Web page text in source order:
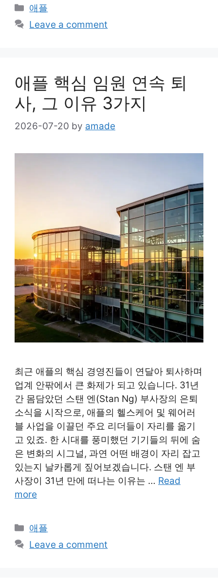
Categories
애플
Leave a comment
애플 핵심 임원 연속 퇴
사, 그 이유 3가지
2026-07-20 by amade
최근 애플의 핵심 경영진들이 연달아 퇴사하며
업계 안팎에서 큰 화제가 되고 있습니다. 31년
간 몸담았던 스탠 엔(Stan Ng) 부사장의 은퇴
소식을 시작으로, 애플의 헬스케어 및 웨어러
블 사업을 이끌던 주요 리더들이 자리를 옮기
고 있죠. 한 시대를 풍미했던 기기들의 뒤에 숨
은 변화의 시그널, 과연 어떤 배경이 자리 잡고
있는지 날카롭게 짚어보겠습니다. 스탠 엔 부
사장이 31년 만에 떠나는 이유는 … Read
more
Categories
애플
Leave a comment